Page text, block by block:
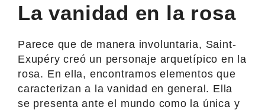
La vanidad en la rosa
Parece que de manera involuntaria, Saint-
Exupéry creó un personaje arquetípico en la
rosa. En ella, encontramos elementos que
caracterizan a la vanidad en general. Ella
se presenta ante el mundo como la única y